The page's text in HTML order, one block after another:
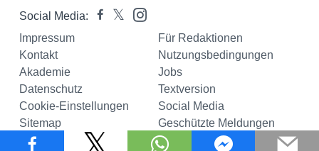
Social Media:
Impressum
Für Redaktionen
Kontakt
Nutzungsbedingungen
Akademie
Jobs
Datenschutz
Textversion
Cookie-Einstellungen
Social Media
Sitemap
Geschützte Meldungen